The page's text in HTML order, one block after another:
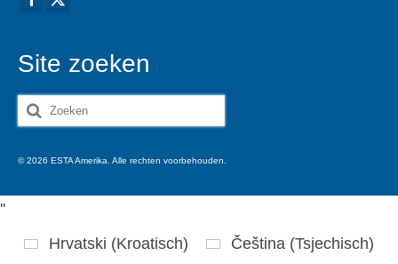
Site zoeken
Zoeken
© 2026 ESTA Amerika. Alle rechten voorbehouden.
''
Hrvatski (Kroatisch) Čeština (Tsjechisch)